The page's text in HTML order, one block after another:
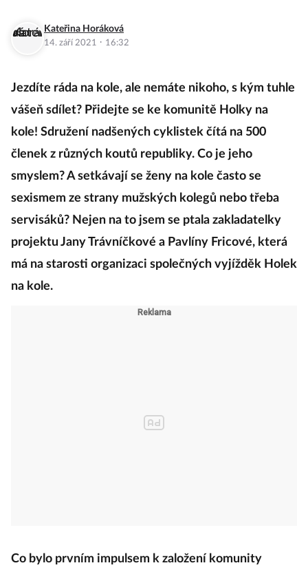
Kateřina Horáková
14. září 2021 · 16:32
Jezdíte ráda na kole, ale nemáte nikoho, s kým tuhle
vášeň sdílet? Přidejte se ke komunitě Holky na
kole! Sdružení nadšených cyklistek čítá na 500
členek z různých koutů republiky. Co je jeho
smyslem? A setkávají se ženy na kole často se
sexismem ze strany mužských kolegů nebo třeba
servisáků? Nejen na to jsem se ptala zakladatelky
projektu Jany Trávníčkové a Pavlíny Fricové, která
má na starosti organizaci společných vyjížděk Holek
na kole.
Co bylo prvním impulsem k založení komunity